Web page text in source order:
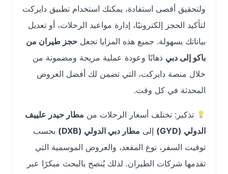
ولتحقيق أقصى استفادة، يمكنك استخدام تطبيق دايركت
لتأكيد الحجز إلكترونيًا، إدارة مواعيد الرحلات، أو تعديل
بياناتك بسهولة. جميع هذه المزايا تجعل حجز طيران من
باكو إلى دبيذهابًا وعودة عملية مريحة ومضمونة من
خلال منصة دايركت، التي تضمن لك أفضل العروض
المحدثة في كل وقت.
تذكير: تختلف أسعار الرحلات منمطار حيدر علييف
الدولي (GYD)
إلىمطار دبي الدولي (DXB)
بحسب
توقيت السفر، نوع المقعد، والعروض الموسمية التي
تقدمها شركات الطيران. لذلك يُنصح بالبحث مبكرًا عبر